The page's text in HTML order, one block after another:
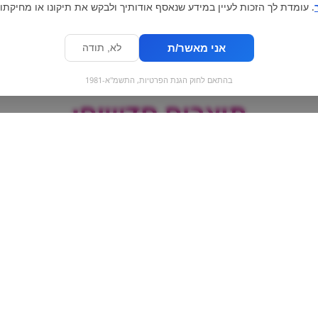
מוצרים חדשים:
. עומדת לך הזכות לעיין במידע שנאסף אודותיך ולבקש את תיקונו או
אני מאשר/ת לא, תודה
בהתאם לחוק הגנת הפרטיות, התשמ"א-1981